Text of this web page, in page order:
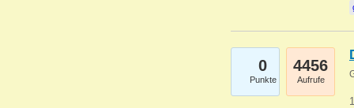
0
Punkte
4456
Aufrufe